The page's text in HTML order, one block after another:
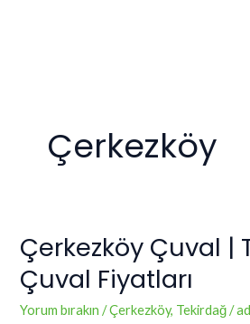
Çerkezköy
Çerkezköy Çuval |
Çuval Fiyatları
Yorum bırakın /Çerkezköy, Tekirdağ/
Çerkezköy
Çuval
|
Toptan